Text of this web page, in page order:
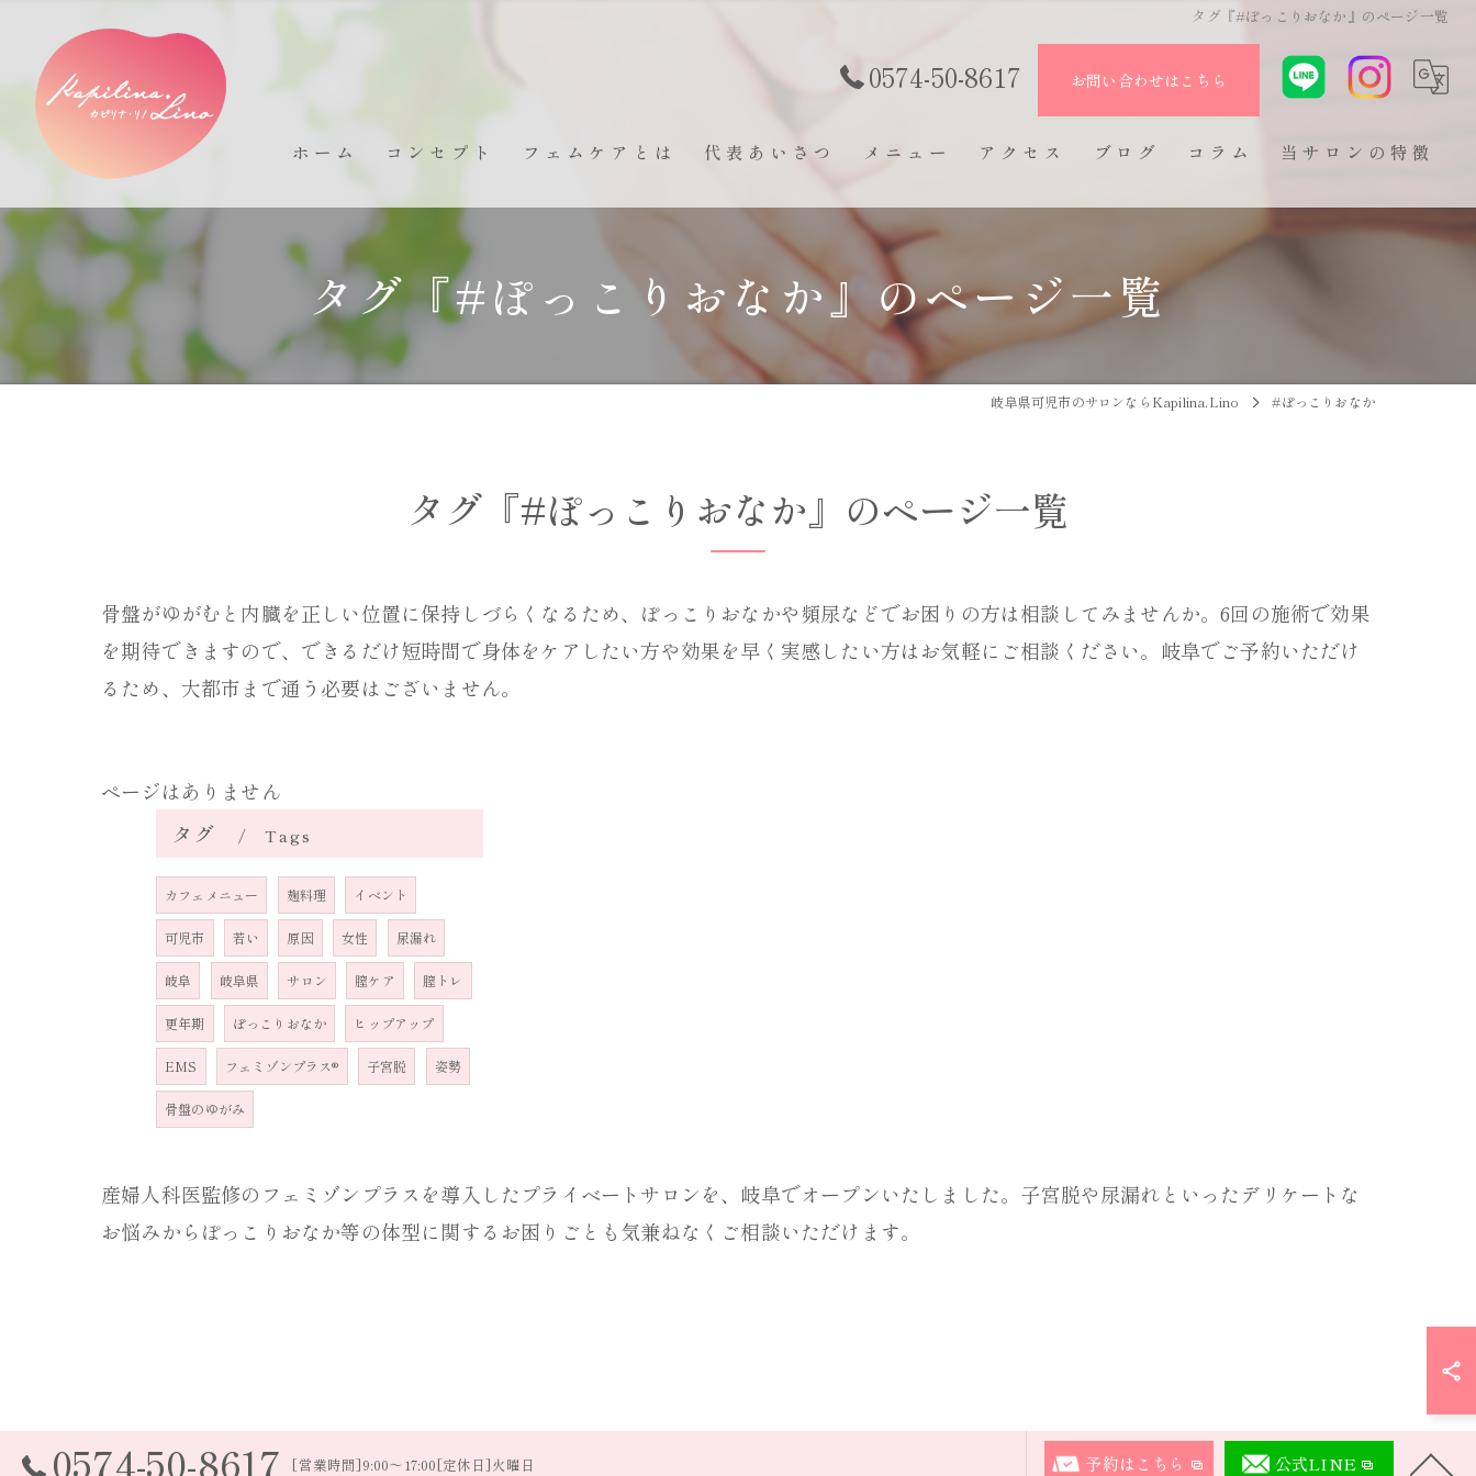
タグ『#ぽっこりおなか』のページ一覧
0574-50-8617 お問い合わせはこちら
ホーム コンセプト フェムケアとは 代表あいさつ メニュー アクセス ブログ コラム 当サロンの特徴
骨盤底筋
タグ『#ぽっこりおなか』のページ一覧
岐阜県可児市のサロンならKapilina.Lino #ぽっこりおなか
タグ『#ぽっこりおなか』のページ一覧
骨盤がゆがむと内臓を正しい位置に保持しづらくなるため、ぽっこりおなかや頻尿などでお困りの方は相談してみませんか。6回の施術で効果
を期待できますので、できるだけ短時間で身体をケアしたい方や効果を早く実感したい方はお気軽にご相談ください。岐阜でご予約いただけ
るため、大都市まで通う必要はございません。
ページはありません
タグ
Tags
カフェメニュー 麹料理 イベント
可児市 若い 原因 女性 尿漏れ
岐阜 岐阜県 サロン 膣ケア 膣トレ
更年期 ぽっこりおなか ヒップアップ
EMS フェミゾンプラス® 子宮脱 姿勢
骨盤のゆがみ
産婦人科医監修のフェミゾンプラスを導入したプライベートサロンを、岐阜でオープンいたしました。子宮脱や尿漏れといったデリケートな
お悩みからぽっこりおなか等の体型に関するお困りごとも気兼ねなくご相談いただけます。
0574-50-8617 [営業時間]9:00～17:00[定休日]火曜日 予約はこちら 公式LINE